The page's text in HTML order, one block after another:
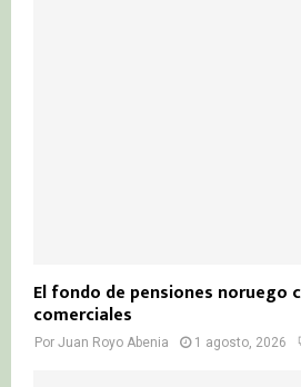
El fondo de pensiones noruego
comerciales
Por Juan Royo Abenia 1 agosto, 2026